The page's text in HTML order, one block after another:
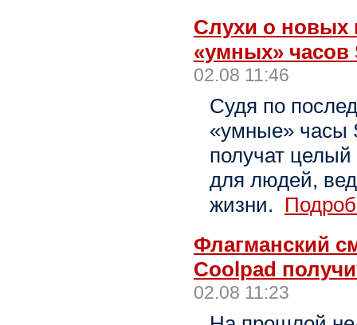
Слухи о новых
«умных» часов
02.08 11:46
Судя по
«умные» часы
получат
для людей,
жизни.
Флагманский
Coolpad
02.08 11:23